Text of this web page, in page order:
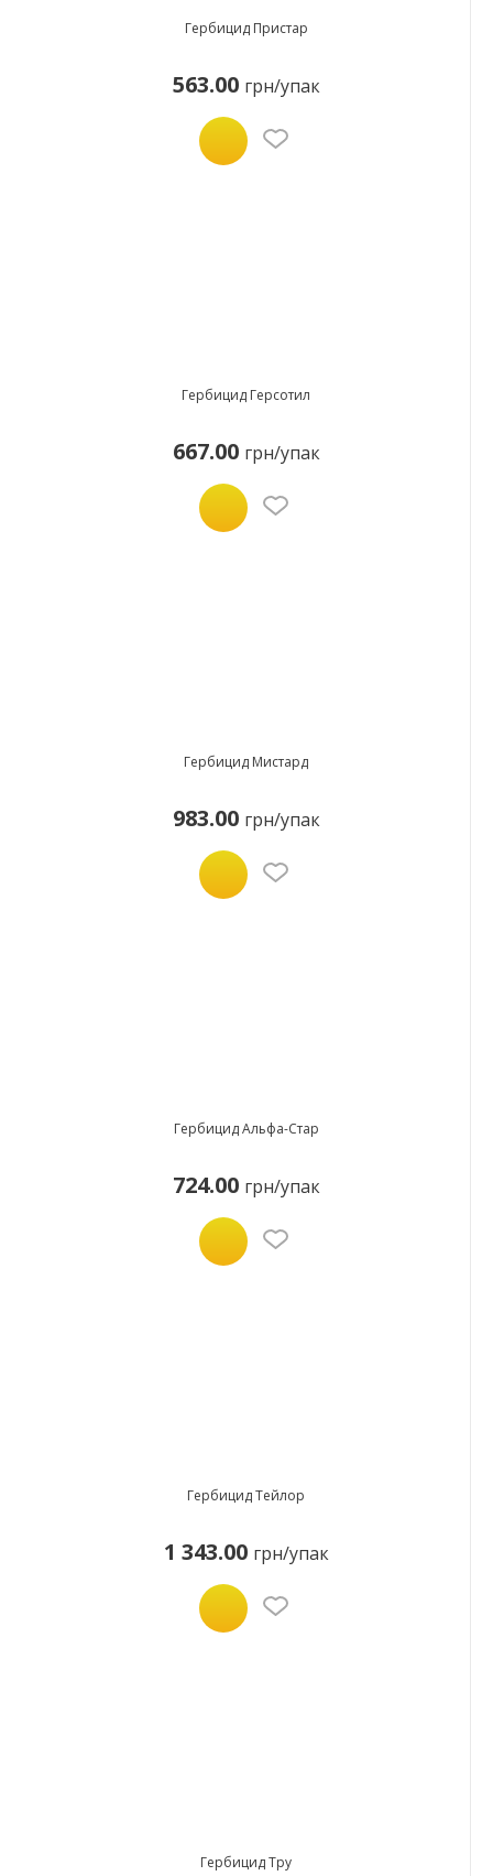
Гербицид Пристар
563.00 грн/упак
Гербицид Герсотил
667.00 грн/упак
Гербицид Мистард
983.00 грн/упак
Гербицид Альфа-Стар
724.00 грн/упак
Гербицид Тейлор
1 343.00 грн/упак
Гербицид Тру